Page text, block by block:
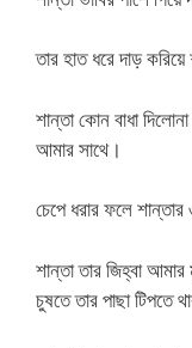
তার হাত ধরে দাড়
শান্তা কোন বাধা
আমার সাথে।
চেপে ধরার ফলে
শান্তা তার জিহ্বা
চুষতে তার পাছা টিপতে